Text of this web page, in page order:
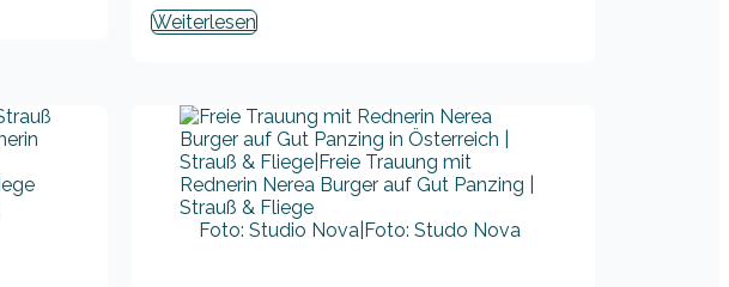
Weiterlesen
Foto: Studio Nova|Foto: Studo Nova